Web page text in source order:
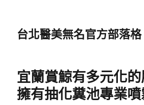
台北醫美無名官方部落格
宜蘭賞鯨有多元化
擁有抽化糞池專業